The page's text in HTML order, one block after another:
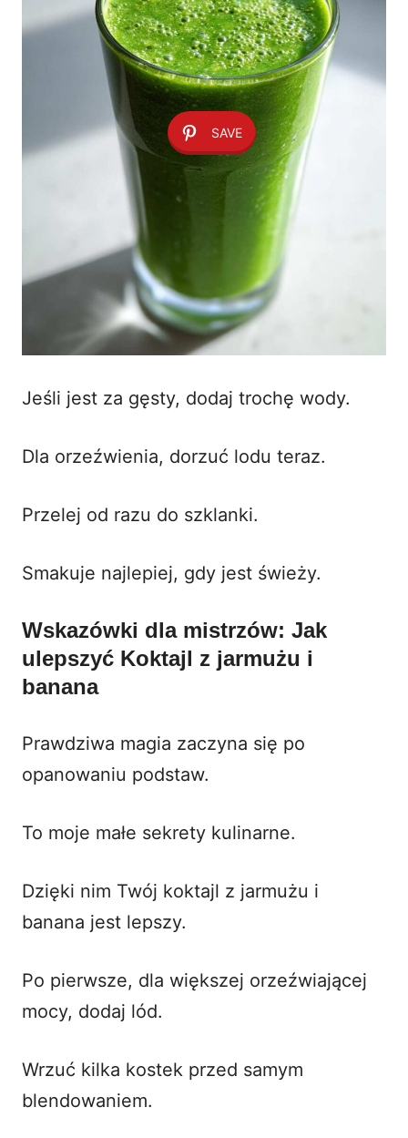
SAVE
Jeśli jest za gęsty, dodaj trochę wody.
Dla orzeźwienia, dorzuć lodu teraz.
Przelej od razu do szklanki.
Smakuje najlepiej, gdy jest świeży.
Wskazówki dla mistrzów: Jak
ulepszyć Koktajl z jarmużu i
banana
Prawdziwa magia zaczyna się po
opanowaniu podstaw.
To moje małe sekrety kulinarne.
Dzięki nim Twój koktajl z jarmużu i
banana jest lepszy.
Po pierwsze, dla większej orzeźwiającej
mocy, dodaj lód.
Wrzuć kilka kostek przed samym
blendowaniem.